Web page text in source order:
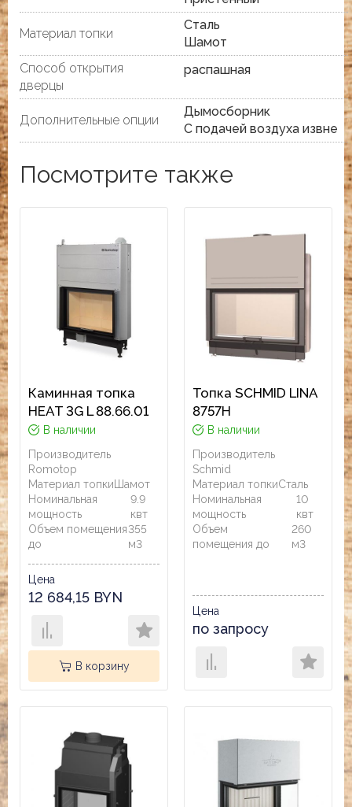
Материал топки
Сталь
Шамот
Способ открытия
дверцы
распашная
Дополнительные опции
Дымосборник
С подачей воздуха извне
Посмотрите также
Каминная топка
HEAT 3G L 88.66.01
В наличии
Производитель
Romotop
Материал топки Шамот
Номинальная
мощность
9.9
квт
Объем помещения
до
355
м3
Цена
12 684,15 BYN
В корзину
Топка SCHMID LINA
8757H
В наличии
Производитель
Schmid
Материал топкиСталь
Номинальная
мощность
10
квт
Объем
помещения до
260
м3
Цена
по запросу